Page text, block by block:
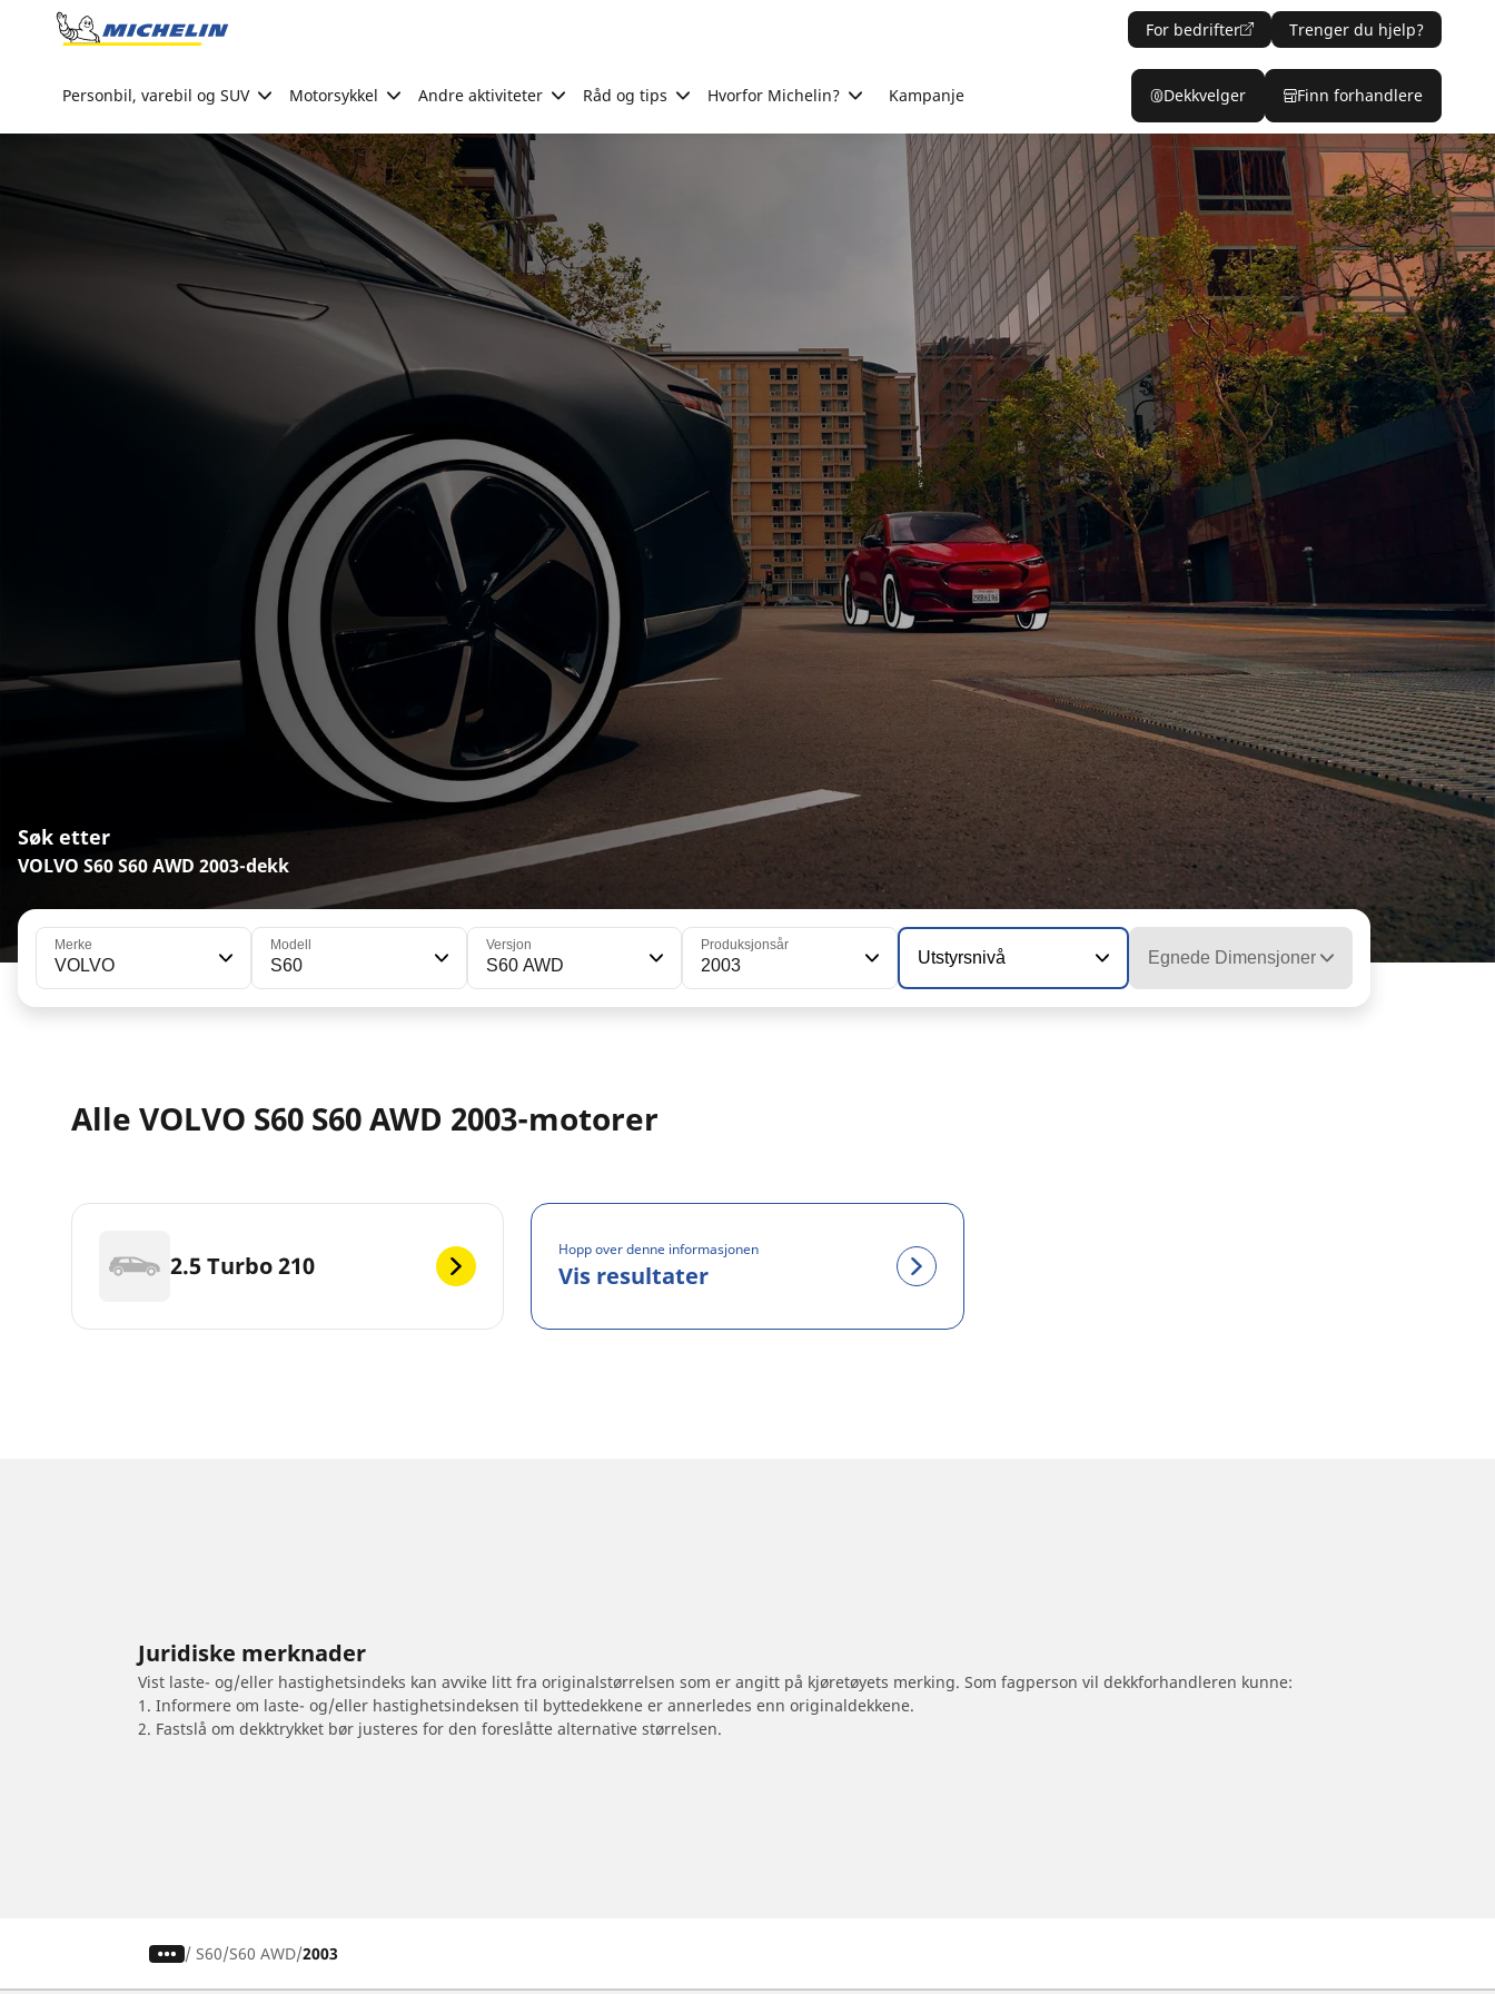
Go to page content
For bedrifter Trenger du hjelp?
Personbil, varebil og SUV Motorsykkel Andre aktiviteter Råd og tips Hvorfor Michelin? Kampanje Dekkvelger Finn forhandlere
Søk etter
VOLVO S60 S60 AWD 2003-dekk
Merke
VOLVO
Modell
S60
Versjon
S60 AWD
Produksjonsår
2003 Utstyrsnivå Egnede Dimensjoner
Alle VOLVO S60 S60 AWD 2003-motorer
2.5 Turbo 210
Hopp over denne informasjonen
Vis resultater
Juridiske merknader
Vist laste- og/eller hastighetsindeks kan avvike litt fra originalstørrelsen som er angitt på kjøretøyets merking. Som fagperson vil dekkforhandleren kunne:
1. Informere om laste- og/eller hastighetsindeksen til byttedekkene er annerledes enn originaldekkene.
2. Fastslå om dekktrykket bør justeres for den foreslåtte alternative størrelsen.
/ S60 S60 AWD 2003